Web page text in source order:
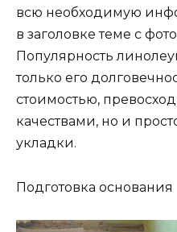
всю необходимую
в заголовке теме с
Популярность
только его
стоимостью,
качествами, но и
укладки.
Подготовка основания